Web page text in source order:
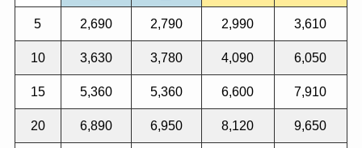
5 2,690 2,790 2,990 3,610
10 3,630 3,780 4,090 6,050
15 5,360 5,360 6,600 7,910
20 6,890 6,950 8,120 9,650